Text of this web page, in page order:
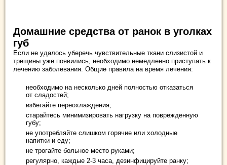
Домашние средства от ранок в уголках
губ
Если не удалось уберечь чувствительные ткани слизистой и
трещины уже появились, необходимо немедленно приступать к
лечению заболевания. Общие правила на время лечения:
необходимо на несколько дней полностью отказаться
от сладостей;
избегайте переохлаждения;
старайтесь минимизировать нагрузку на поврежденную
губу;
не употребляйте слишком горячие или холодные
напитки и еду;
не трогайте больное место руками;
регулярно, каждые 2-3 часа, дезинфицируйте ранку;